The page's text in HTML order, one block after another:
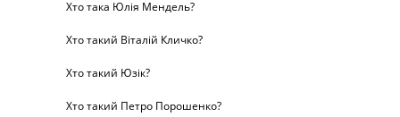
Хто така Юлія Мендель?
Хто такий Віталій Кличко?
Хто такий Юзік?
Хто такий Петро Порошенко?